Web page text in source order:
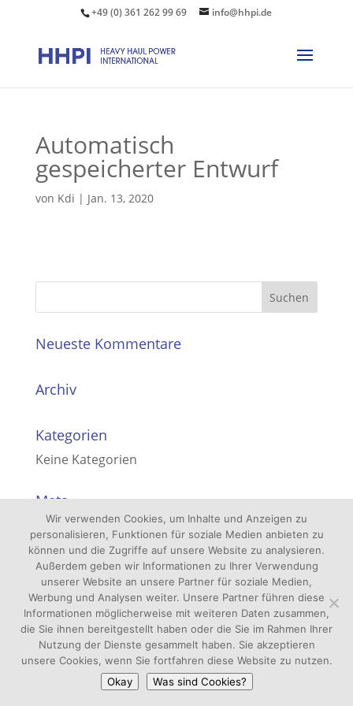
+49 (0) 361 262 99 69 info@hhpi.de
Automatisch
gespeicherter Entwurf
von Kdi | Jan. 13, 2020
Neueste Kommentare
Archiv
Kategorien
Keine Kategorien
Meta
Anmelden
Eintrags-Feed
Kommentar-Feed
WordPress.org
Wir verwenden Cookies, um Inhalte und Anzeigen zu
personalisieren, Funktionen für soziale Medien anbieten zu
können und die Zugriffe auf unsere Website zu analysieren.
Außerdem geben wir Informationen zu Ihrer Verwendung
unserer Website an unsere Partner für soziale Medien,
Werbung und Analysen weiter. Unsere Partner führen diese
Informationen möglicherweise mit weiteren Daten zusammen,
die Sie ihnen bereitgestellt haben oder die Sie im Rahmen Ihrer
Nutzung der Dienste gesammelt haben. Sie akzeptieren
unsere Cookies, wenn Sie fortfahren diese Website zu nutzen.
Okay
Was sind Cookies?